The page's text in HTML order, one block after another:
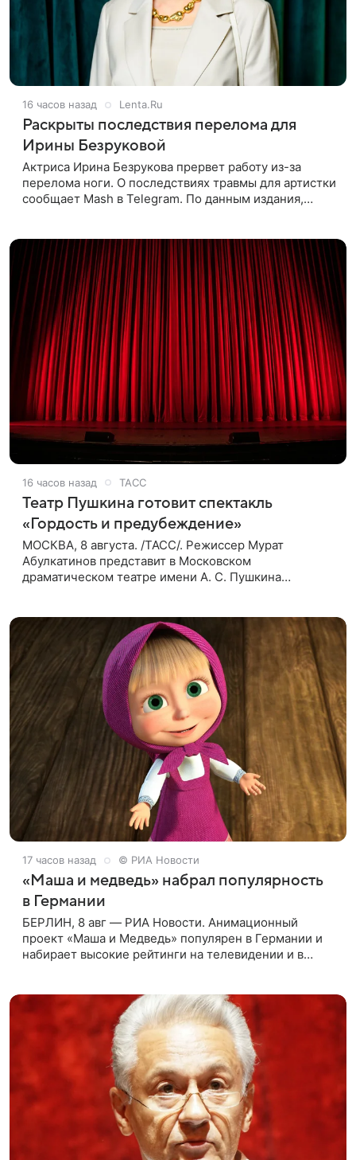
16 часов назад Lenta.Ru
Раскрыты последствия перелома для
Ирины Безруковой
Актриса Ирина Безрукова прервет работу из-за
перелома ноги. О последствиях травмы для артистки
сообщает Mash в Telegram. По данным издания,
16 часов назад ТАСС
Театр Пушкина готовит спектакль
«Гордость и предубеждение»
МОСКВА, 8 августа. /ТАСС/. Режиссер Мурат
Абулкатинов представит в Московском
драматическом театре имени А. С. Пушкина
17 часов назад © РИА Новости
«Маша и медведь» набрал популярность
в Германии
БЕРЛИН, 8 авг — РИА Новости. Анимационный
проект «Маша и Медведь» популярен в Германии и
набирает высокие рейтинги на телевидении и в